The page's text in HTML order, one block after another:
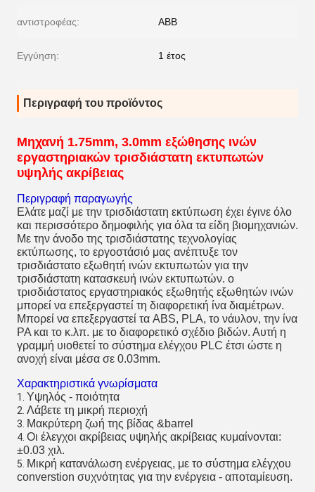
αντιστροφέας: ABB
Εγγύηση: 1 έτος
Περιγραφή του προϊόντος
Μηχανή 1.75mm, 3.0mm εξώθησης ινών
εργαστηριακών τρισδιάστατη εκτυπωτών
υψηλής ακρίβειας
Περιγραφή παραγωγής
Ελάτε μαζί με την τρισδιάστατη εκτύπωση έχει έγινε όλο
και περισσότερο δημοφιλής για όλα τα είδη βιομηχανιών.
Με την άνοδο της τρισδιάστατης τεχνολογίας
εκτύπωσης, το εργοστάσιό μας ανέπτυξε τον
τρισδιάστατο εξωθητή ινών εκτυπωτών για την
τρισδιάστατη κατασκευή ινών εκτυπωτών. ο
τρισδιάστατος εργαστηριακός εξωθητής εξωθητών ινών
μπορεί να επεξεργαστεί τη διαφορετική ίνα διαμέτρων.
Μπορεί να επεξεργαστεί τα ABS, PLA, το νάυλον, την ίνα
PA και το κ.λπ. με το διαφορετικό σχέδιο βιδών. Αυτή η
γραμμή υιοθετεί το σύστημα ελέγχου PLC έτσι ώστε η
ανοχή είναι μέσα σε 0.03mm.
Χαρακτηριστικά γνωρίσματα
1. Υψηλός - ποιότητα
2. Λάβετε τη μικρή περιοχή
3. Μακρύτερη ζωή της βίδας &barrel
4. Οι έλεγχοι ακρίβειας υψηλής ακρίβειας κυμαίνονται:
±0.03 χιλ.
5. Μικρή κατανάλωση ενέργειας, με το σύστημα ελέγχου
converstion συχνότητας για την ενέργεια - αποταμίευση.